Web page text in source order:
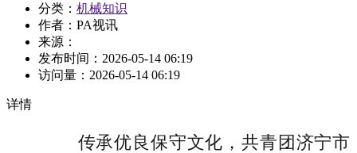
分类： 机械知识
作者：PA视讯
来源：
发布时间： 2026-05-14 06:19
访问量： 2026-05-14 06:19
详情
传承优良保守文化，共青团济宁市